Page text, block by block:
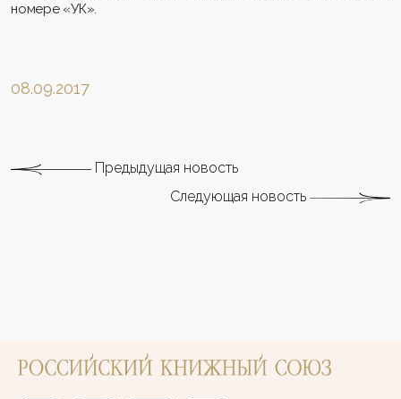
номере «УК».
08.09.2017
Предыдущая новость
Следующая новость